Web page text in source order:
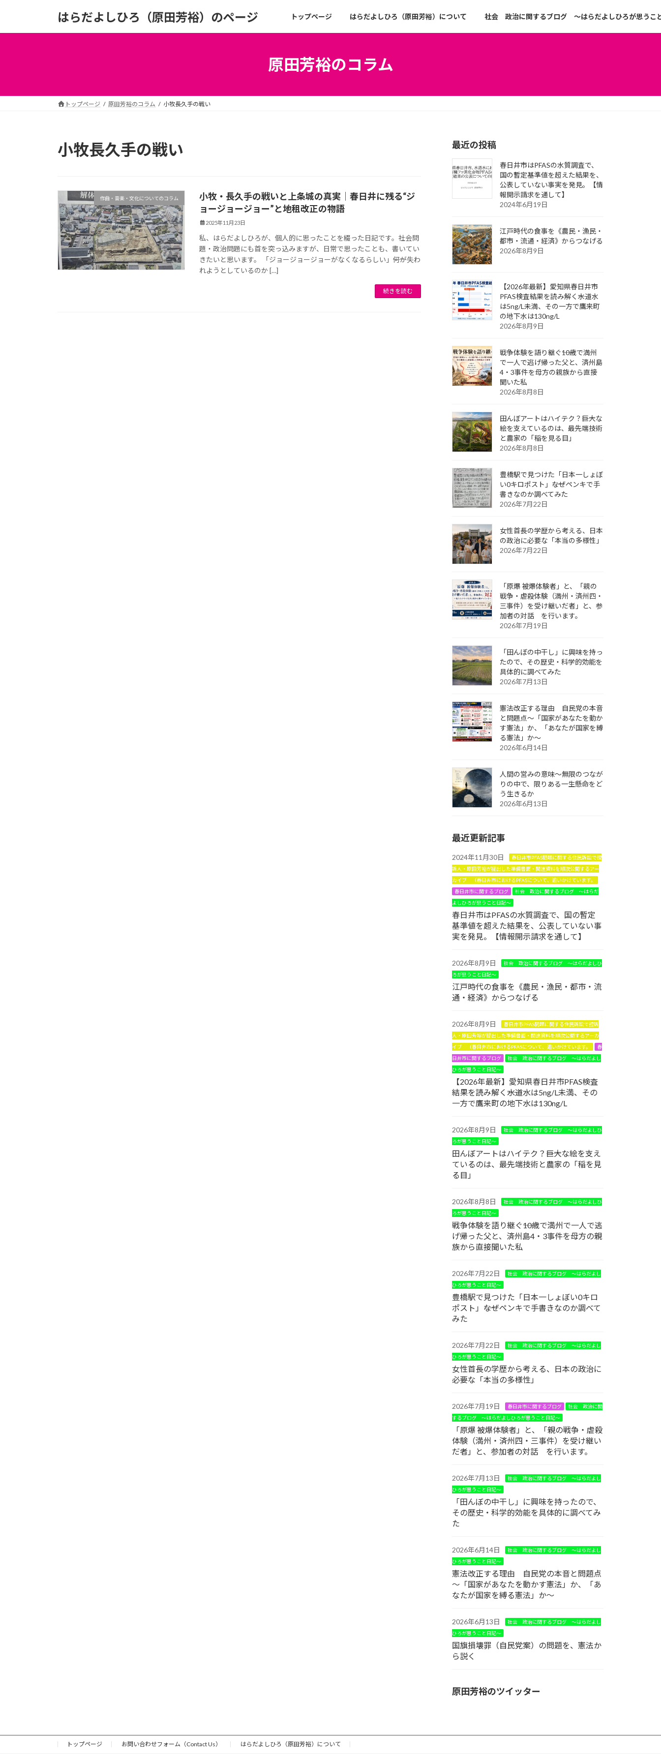
はらだよしひろ（原田芳裕）のページ トップページ はらだよしひろ（原田芳裕）について 社会 政治に関するブログ ～はらだよしひろが思うこ
原田芳裕のコラム
トップページ 原田芳裕のコラム 小牧長久手の戦い
小牧長久手の戦い
作曲・音楽・文化についてのコラム
小牧・長久手の戦いと上条城の真実｜春日井に残る“ジ
ョージョージョー”と地租改正の物語
2025年11月23日
私、はらだよしひろが、個人的に思ったことを綴った日記です。社会問
題・政治問題にも首を突っ込みますが、日常で思ったことも、書いてい
きたいと思います。 「ジョージョージョーがなくなるらしい」――何が失わ
れようとしているのか […]
続きを読む
最近の投稿
春日井市はPFASの水質調査で、
国の暫定基準値を超えた結果を、
公表していない事実を発見。【情
報開示請求を通して】
2024年6月19日
江戸時代の食事を《農民・漁民・
都市・流通・経済》からつなげる
2026年8月9日
【2026年最新】愛知県春日井市
PFAS検査結果を読み解く――水道水
は5ng/L未満、その一方で鷹来町
の地下水は130ng/L
2026年8月9日
戦争体験を語り継ぐ――10歳で満州
で一人で逃げ帰った父と、済州島
4・3事件を母方の親族から直接
聞いた私
2026年8月8日
田んぼアートはハイテク？――巨大な
絵を支えているのは、最先端技術
と農家の「稲を見る目」
2026年8月8日
豊橋駅で見つけた「日本一しょぼ
い0キロポスト」――なぜペンキで手
書きなのか調べてみた
2026年7月22日
女性首長の学歴から考える、日本
の政治に必要な「本当の多様性」
2026年7月22日
「原爆 被爆体験者」と、「親の
戦争・虐殺体験（満州・済州四・
三事件）を受け継いだ者」と、参
加者の対話 を行います。
2026年7月19日
「田んぼの中干し」に興味を持っ
たので、その歴史・科学的効能を
具体的に調べてみた
2026年7月13日
憲法改正する理由 自民党の本音
と問題点～「国家があなたを動か
す憲法」か、「あなたが国家を縛
る憲法」か～
2026年6月14日
人間の営みの意味～無限のつなが
りの中で、限りある一生懸命をど
う生きるか
2026年6月13日
最近更新記事
2024年11月30日
春日井市PFAS問題に関する住民訴訟で控
訴人・原田芳裕が提出した準備書面・関連資料を順次公開するアー
カイブ （春日井市におけるPFASについて、追いかけています。
春日井市に関するブログ
社会 政治に関するブログ ～はらだ
よしひろが思うこと日記～
春日井市はPFASの水質調査で、国の暫定
基準値を超えた結果を、公表していない事
実を発見。【情報開示請求を通して】
2026年8月9日
社会 政治に関するブログ ～はらだよしひ
ろが思うこと日記～
江戸時代の食事を《農民・漁民・都市・流
通・経済》からつなげる
2026年8月9日
春日井市PFAS問題に関する住民訴訟で控訴
人・原田芳裕が提出した準備書面・関連資料を順次公開するアーカ
イブ （春日井市におけるPFASについて、追いかけています。
春
日井市に関するブログ
社会 政治に関するブログ ～はらだよし
ひろが思うこと日記～
【2026年最新】愛知県春日井市PFAS検査
結果を読み解く――水道水は5ng/L未満、その
一方で鷹来町の地下水は130ng/L
2026年8月9日
社会 政治に関するブログ ～はらだよしひ
ろが思うこと日記～
田んぼアートはハイテク？――巨大な絵を支え
ているのは、最先端技術と農家の「稲を見
る目」
2026年8月8日
社会 政治に関するブログ ～はらだよしひ
ろが思うこと日記～
戦争体験を語り継ぐ――10歳で満州で一人で逃
げ帰った父と、済州島4・3事件を母方の親
族から直接聞いた私
2026年7月22日
社会 政治に関するブログ ～はらだよし
ひろが思うこと日記～
豊橋駅で見つけた「日本一しょぼい0キロ
ポスト」――なぜペンキで手書きなのか調べて
みた
2026年7月22日
社会 政治に関するブログ ～はらだよし
ひろが思うこと日記～
女性首長の学歴から考える、日本の政治に
必要な「本当の多様性」
2026年7月19日 春日井市に関するブログ
社会 政治に関
するブログ ～はらだよしひろが思うこと日記～
「原爆 被爆体験者」と、「親の戦争・虐殺
体験（満州・済州四・三事件）を受け継い
だ者」と、参加者の対話 を行います。
2026年7月13日
社会 政治に関するブログ ～はらだよし
ひろが思うこと日記～
「田んぼの中干し」に興味を持ったので、
その歴史・科学的効能を具体的に調べてみ
た
2026年6月14日
社会 政治に関するブログ ～はらだよし
ひろが思うこと日記～
憲法改正する理由 自民党の本音と問題点
～「国家があなたを動かす憲法」か、「あ
なたが国家を縛る憲法」か～
2026年6月13日
社会 政治に関するブログ ～はらだよし
ひろが思うこと日記～
国旗損壊罪（自民党案）の問題を、憲法か
ら説く
原田芳裕のツイッター
トップページ お問い合わせフォーム（Contact Us） はらだよしひろ（原田芳裕）について